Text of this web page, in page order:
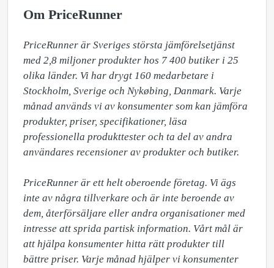
Om PriceRunner
PriceRunner är Sveriges största jämförelsetjänst
med 2,8 miljoner produkter hos 7 400 butiker i 25
olika länder. Vi har drygt 160 medarbetare i
Stockholm, Sverige och Nykøbing, Danmark. Varje
månad används vi av konsumenter som kan jämföra
produkter, priser, specifikationer, läsa
professionella produkttester och ta del av andra
användares recensioner av produkter och butiker.
PriceRunner är ett helt oberoende företag. Vi ägs
inte av några tillverkare och är inte beroende av
dem, återförsäljare eller andra organisationer med
intresse att sprida partisk information. Vårt mål är
att hjälpa konsumenter hitta rätt produkter till
bättre priser. Varje månad hjälper vi konsumenter